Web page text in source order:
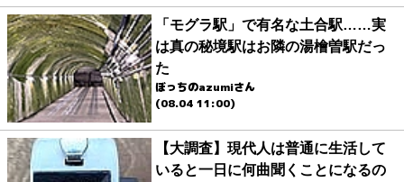
「モグラ駅」で有名な土合駅……実
は真の秘境駅はお隣の湯檜曽駅だっ
た
ぼっちのazumiさん
(08.04 11:00)
【大調査】現代人は普通に生活して
いると一日に何曲聞くことになるの